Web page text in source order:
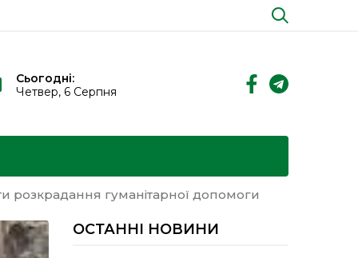
Сьогодні:
Четвер, 6 Серпня
розкрадання гуманітарної допомоги
ОСТАННІ НОВИНИ